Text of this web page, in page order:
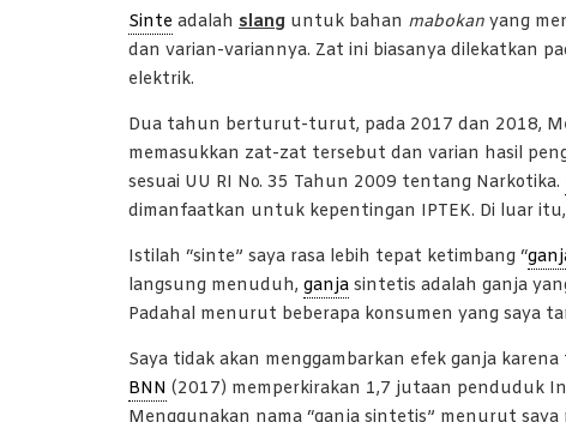
Sinte adalah slang untuk bahan mabokan yang
dan varian-variannya. Zat ini biasanya dilekatkan
elektrik.
Dua tahun berturut-turut, pada 2017 dan 2018,
memasukkan zat-zat tersebut dan varian hasil
sesuai UU RI No. 35 Tahun 2009 tentang Narkotika.
dimanfaatkan untuk kepentingan IPTEK. Di luar
Istilah “sinte” saya rasa lebih tepat ketimbang “
langsung menuduh, ganja sintetis adalah ganja
Padahal menurut beberapa konsumen yang saya
Saya tidak akan menggambarkan efek ganja
BNN (2017) memperkirakan 1,7 jutaan penduduk